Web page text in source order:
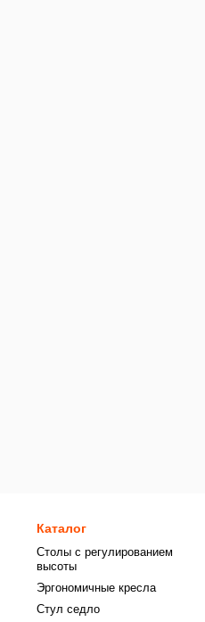
Каталог
Столы с регулированием
высоты
Эргономичные кресла
Стул седло